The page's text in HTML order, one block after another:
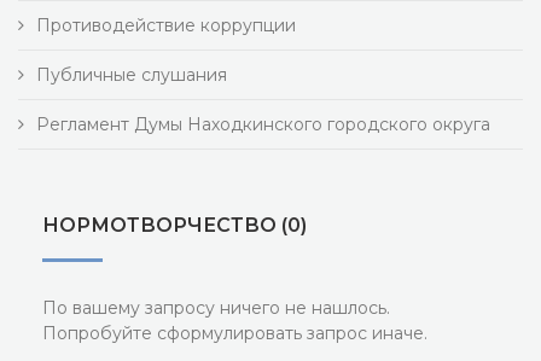
Противодействие коррупции
Публичные слушания
Регламент Думы Находкинского городского округа
НОРМОТВОРЧЕСТВО (0)
По вашему запросу ничего не нашлось.
Попробуйте сформулировать запрос иначе.